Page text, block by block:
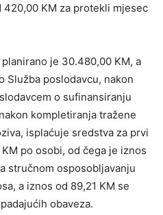
KM za protekli mjesec
je 30.480,00 KM, a
Služba poslodavcu, nakon
o sufinansiranju
kompletiranja tražene
isplaćuje sredstva za prvi
po osobi, od čega je iznos
stručnom osposobljavanju
a iznos od 89,21 KM se
obaveza.